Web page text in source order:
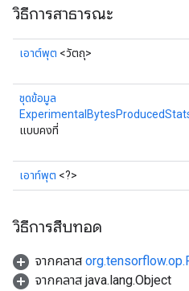
วิธีการสาธารณะ
เอาต์พุต <วัตถุ>
ชุดข้อมูล
แบบคงที่
เอาท์พุต <?>
วิธีการสืบทอด
จากคลาส
จากคลาส java.lang.Object